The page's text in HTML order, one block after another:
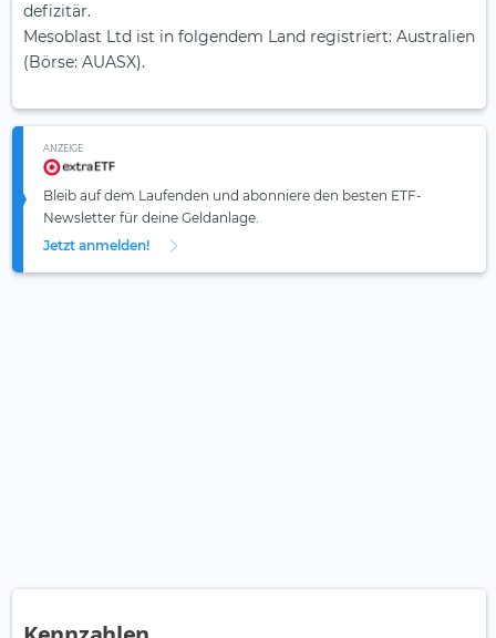
defizitär.
Mesoblast Ltd ist in folgendem Land registriert: Australien
(Börse: AUASX).
ANZEIGE
Bleib auf dem Laufenden und abonniere den besten ETF-
Newsletter für deine Geldanlage.
Jetzt anmelden!